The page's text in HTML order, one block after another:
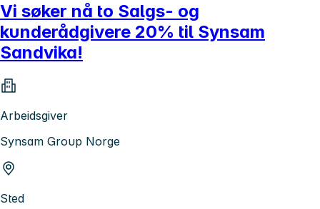
Vi søker nå to Salgs- og
kunderådgivere 20% til Synsam
Sandvika!
Arbeidsgiver
Synsam Group Norge
Sted